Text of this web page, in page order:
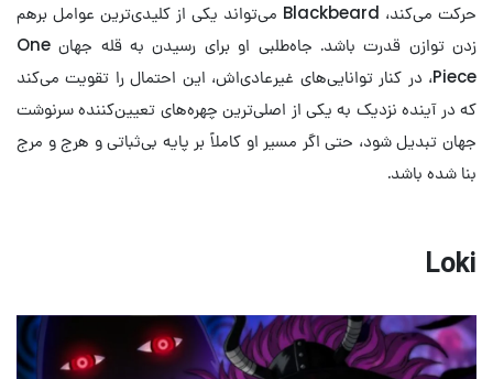
حرکت می‌کند، Blackbeard می‌تواند یکی از کلیدی‌ترین عوامل برهم
زدن توازن قدرت باشد. جاه‌طلبی او برای رسیدن به قله جهان One
Piece، در کنار توانایی‌های غیرعادی‌اش، این احتمال را تقویت می‌کند
که در آینده نزدیک به یکی از اصلی‌ترین چهره‌های تعیین‌کننده سرنوشت
جهان تبدیل شود، حتی اگر مسیر او کاملاً بر پایه بی‌ثباتی و هرج و مرج
بنا شده باشد.
Loki